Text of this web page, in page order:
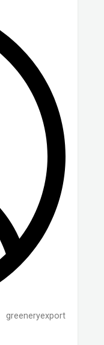
greeneryexport